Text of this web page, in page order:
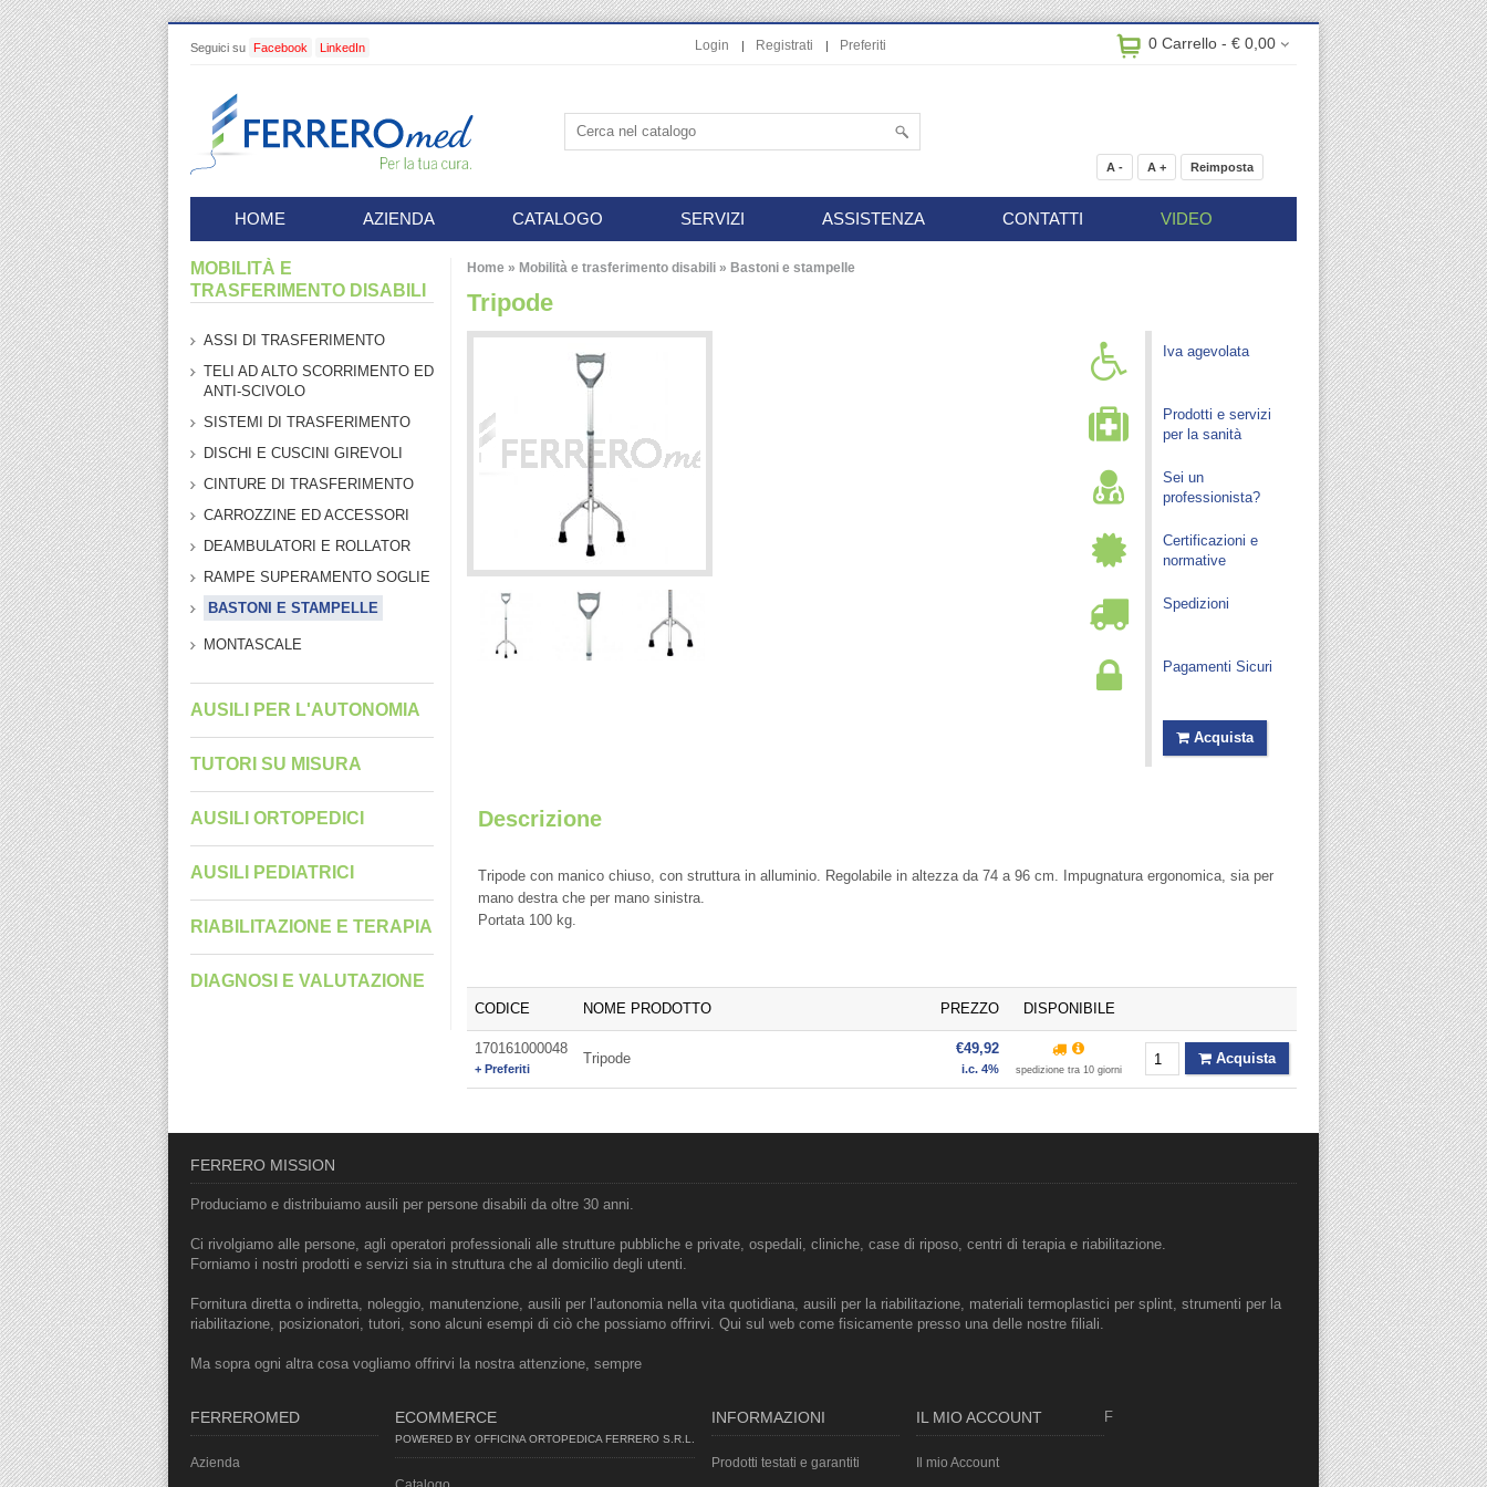
Seguici su Facebook LinkedIn 0 Carrello - € 0,00
Login Registrati Preferiti
A - A + Reimposta
HOME AZIENDA CATALOGO SERVIZI ASSISTENZA CONTATTI VIDEO
MOBILITÀ E
TRASFERIMENTO DISABILI
ASSI DI TRASFERIMENTO
TELI AD ALTO SCORRIMENTO ED
ANTI-SCIVOLO
SISTEMI DI TRASFERIMENTO
DISCHI E CUSCINI GIREVOLI
CINTURE DI TRASFERIMENTO
CARROZZINE ED ACCESSORI
DEAMBULATORI E ROLLATOR
RAMPE SUPERAMENTO SOGLIE
BASTONI E STAMPELLE
MONTASCALE
AUSILI PER L'AUTONOMIA
TUTORI SU MISURA
AUSILI ORTOPEDICI
AUSILI PEDIATRICI
RIABILITAZIONE E TERAPIA
DIAGNOSI E VALUTAZIONE
Home » Mobilità e trasferimento disabili » Bastoni e stampelle
Tripode
Iva agevolata
Prodotti e servizi
per la sanità
Sei un
professionista?
Certificazioni e
normative
Spedizioni
Pagamenti Sicuri
Acquista
Descrizione
Tripode con manico chiuso, con struttura in alluminio. Regolabile in altezza da 74 a 96 cm. Impugnatura ergonomica, sia per
mano destra che per mano sinistra.
Portata 100 kg.
CODICE NOME PRODOTTO PREZZO DISPONIBILE
170161000048
+ Preferiti
Tripode
€49,92
i.c. 4% spedizione tra 10 giorni
Acquista
FERRERO MISSION
Produciamo e distribuiamo ausili per persone disabili da oltre 30 anni.
Ci rivolgiamo alle persone, agli operatori professionali alle strutture pubbliche e private, ospedali, cliniche, case di riposo, centri di terapia e riabilitazione.
Forniamo i nostri prodotti e servizi sia in struttura che al domicilio degli utenti.
Fornitura diretta o indiretta, noleggio, manutenzione, ausili per l’autonomia nella vita quotidiana, ausili per la riabilitazione, materiali termoplastici per splint, strumenti per la
riabilitazione, posizionatori, tutori, sono alcuni esempi di ciò che possiamo offrirvi. Qui sul web come fisicamente presso una delle nostre filiali.
Ma sopra ogni altra cosa vogliamo offrirvi la nostra attenzione, sempre
FERREROMED
Azienda
ECOMMERCE
POWERED BY OFFICINA ORTOPEDICA FERRERO S.R.L.
INFORMAZIONI
Prodotti testati e garantiti
IL MIO ACCOUNT
Il mio Account
F